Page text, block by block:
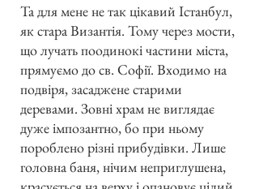
Та для мене не так цікавий Істанбул,
як стара Византія. Тому через мости,
що лучать поодинокі частини міста,
прямуємо до св. Софії. Входимо на
подвіря, засаджене старими
деревами. Зовні храм не виглядає
дуже імпозантно, бо при ньому
пороблено різні прибудівки. Лише
головна баня, нічим неприглушена,